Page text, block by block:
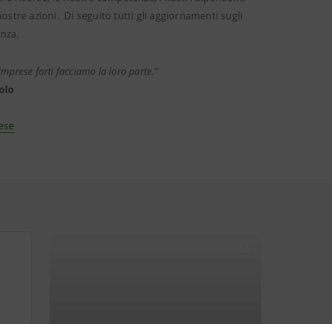
azioni. Di seguito tutti gli aggiornamenti sugli
forti facciamo la loro parte.”